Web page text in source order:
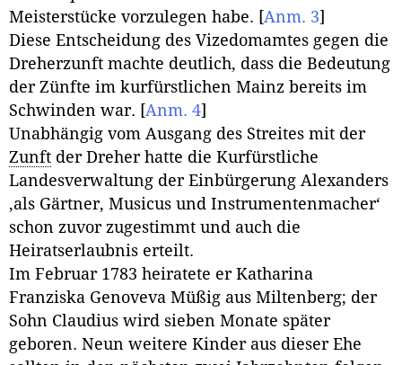
Meisterstücke vorzulegen habe. [Anm. 3]
Diese Entscheidung des Vizedomamtes gegen die
Dreherzunft machte deutlich, dass die Bedeutung
der Zünfte im kurfürstlichen Mainz bereits im
Schwinden war. [Anm. 4]
Unabhängig vom Ausgang des Streites mit der
Zunft der Dreher hatte die Kurfürstliche
Landesverwaltung der Einbürgerung Alexanders
‚als Gärtner, Musicus und Instrumentenmacher‘
schon zuvor zugestimmt und auch die
Heiratserlaubnis erteilt.
Im Februar 1783 heiratete er Katharina
Franziska Genoveva Müßig aus Miltenberg; der
Sohn Claudius wird sieben Monate später
geboren. Neun weitere Kinder aus dieser Ehe